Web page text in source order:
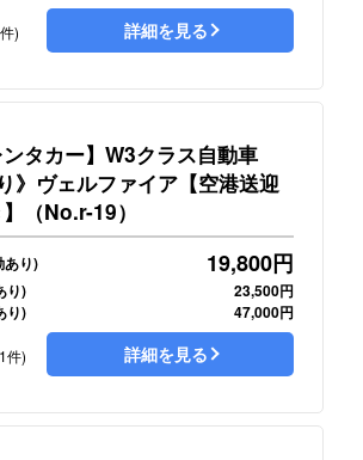
) 詳細を見る
タカー】W3クラス自動車
》ヴェルファイア【空港送迎
（No.r-19）
あり) 19,800円
り)
23,500円
り)
47,000円
件) 詳細を見る